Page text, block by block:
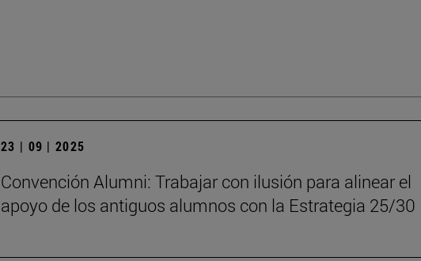
23 | 09 | 2025
Convención Alumni: Trabajar con ilusión para alinear el
apoyo de los antiguos alumnos con la Estrategia 25/30